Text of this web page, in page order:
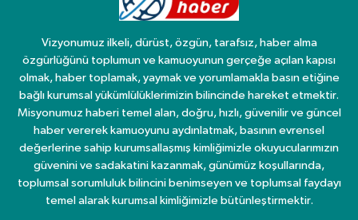
Vizyonumuz ilkeli, dürüst, özgün, tarafsız, haber alma
özgürlüğünü toplumun ve kamuoyunun gerçeğe açılan kapısı
olmak, haber toplamak, yaymak ve yorumlamakla basın etiğine
bağlı kurumsal yükümlülüklerimizin bilincinde hareket etmektir.
Misyonumuz haberi temel alan, doğru, hızlı, güvenilir ve güncel
haber vererek kamuoyunu aydınlatmak, basının evrensel
değerlerine sahip kurumsallaşmış kimliğimizle okuyucularımızın
güvenini ve sadakatini kazanmak, günümüz koşullarında,
toplumsal sorumluluk bilincini benimseyen ve toplumsal faydayı
temel alarak kurumsal kimliğimizle bütünleştirmektir.